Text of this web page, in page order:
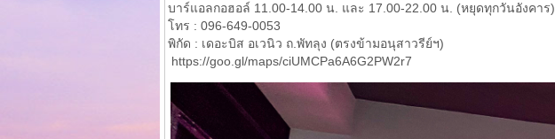
บาร์แอลกอฮอล์ 11.00-14.00 น. และ 17.00-22.00 น. (หยุดทุกวันอังคาร)
โทร : 096-649-0053
พิกัด : เดอะบิส อเวนิว ถ.พัทลุง (ตรงข้ามอนุสาวรีย์ฯ)
https://goo.gl/maps/ciUMCPa6A6G2PW2r7